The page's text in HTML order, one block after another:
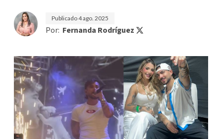
Publicado4 ago. 2025
Por: Fernanda Rodríguez